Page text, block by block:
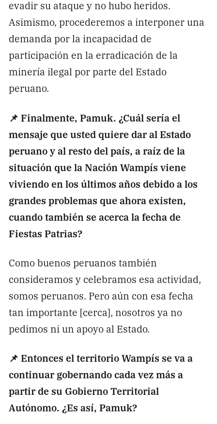
evadir su ataque y no hubo heridos.
Asimismo, procederemos a interponer una
demanda por la incapacidad de
participación en la erradicación de la
minería ilegal por parte del Estado
peruano.
📌 Finalmente, Pamuk. ¿Cuál sería el
mensaje que usted quiere dar al Estado
peruano y al resto del país, a raíz de la
situación que la Nación Wampís viene
viviendo en los últimos años debido a los
grandes problemas que ahora existen,
cuando también se acerca la fecha de
Fiestas Patrias?
Como buenos peruanos también
consideramos y celebramos esa actividad,
somos peruanos. Pero aún con esa fecha
tan importante [cerca], nosotros ya no
pedimos ni un apoyo al Estado.
📌 Entonces el territorio Wampís se va a
continuar gobernando cada vez más a
partir de su Gobierno Territorial
Autónomo. ¿Es así, Pamuk?